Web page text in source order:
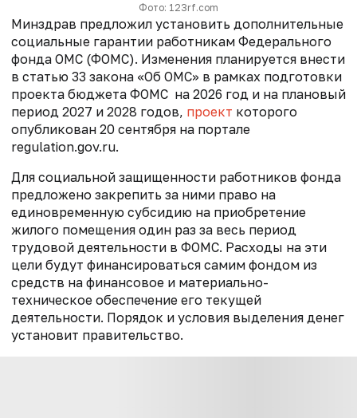
Фото: 123rf.com
Минздрав предложил установить дополнительные
социальные гарантии работникам Федерального
фонда ОМС (ФОМС). Изменения планируется внести
в статью 33 закона «Об ОМС» в рамках подготовки
проекта бюджета ФОМС на 2026 год и на плановый
период 2027 и 2028 годов, проект которого
опубликован 20 сентября на портале
regulation.gov.ru.
Для социальной защищенности работников фонда
предложено закрепить за ними право на
единовременную субсидию на приобретение
жилого помещения один раз за весь период
трудовой деятельности в ФОМС. Расходы на эти
цели будут финансироваться самим фондом из
средств на финансовое и материально-
техническое обеспечение его текущей
деятельности. Порядок и условия выделения денег
установит правительство.